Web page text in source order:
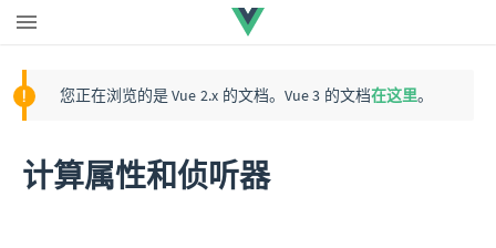
Vue 2 终止支持 (EOL)
您正在浏览的是 Vue 2.x 的文档。Vue 3 的文档在这里。
计算属性和侦听器